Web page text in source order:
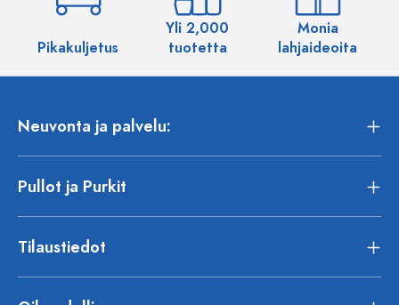
Pikakuljetus
Yli 2,000
tuotetta
Monia
lahjaideoita
Neuvonta ja palvelu:
Pullot ja Purkit
Tilaustiedot